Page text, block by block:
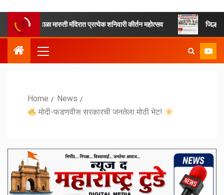
भेंडाळा मारुती मंदिरात प्रत्येक शनिवारी कीर्तन महोत्सव जिल्हाधिकारी
Home
News
मोदी-फडणवीस सरकारची जनतेला मोठी भेट!